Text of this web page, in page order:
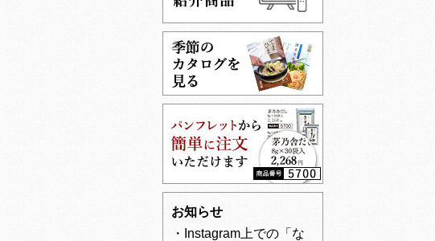
お知らせ
・Instagram上での「な